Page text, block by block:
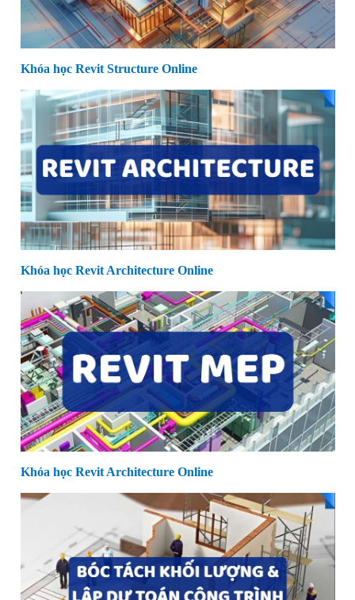
Khóa học Revit Structure Online
Khóa học Revit Architecture Online
Khóa học Revit Architecture Online